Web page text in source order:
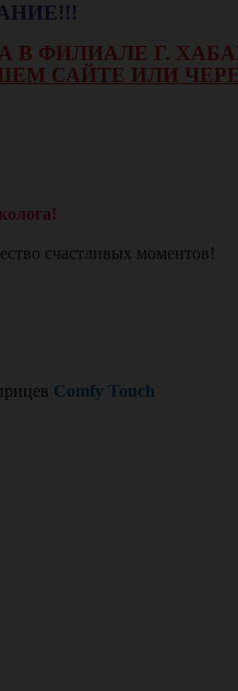
В ФИЛИАЛЕ Г.
САЙТЕ ИЛИ
счастливых моментов!
Comfy Touch